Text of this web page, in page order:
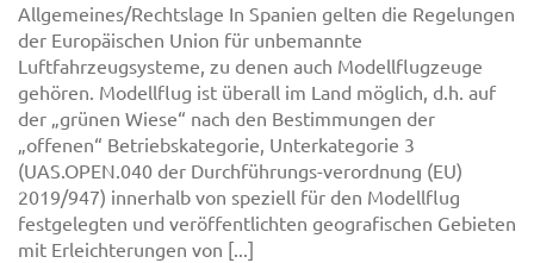
Allgemeines/Rechtslage In Spanien gelten die Regelungen
der Europäischen Union für unbemannte
Luftfahrzeugsysteme, zu denen auch Modellflugzeuge
gehören. Modellflug ist überall im Land möglich, d.h. auf
der „grünen Wiese“ nach den Bestimmungen der
„offenen“ Betriebskategorie, Unterkategorie 3
(UAS.OPEN.040 der Durchführungs-verordnung (EU)
2019/947) innerhalb von speziell für den Modellflug
festgelegten und veröffentlichten geografischen Gebieten
mit Erleichterungen von [...]